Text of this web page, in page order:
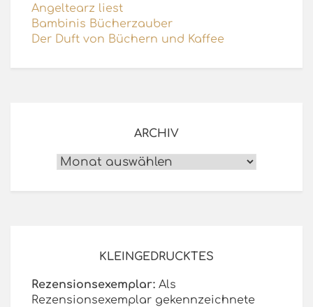
Angeltearz liest
Bambinis Bücherzauber
Der Duft von Büchern und Kaffee
ARCHIV
Archiv
KLEINGEDRUCKTES
Rezensionsexemplar: Als
Rezensionsexemplar gekennzeichnete